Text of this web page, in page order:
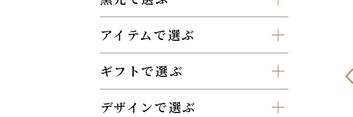
アイテムで選ぶ
ギフトで選ぶ
デザインで選ぶ